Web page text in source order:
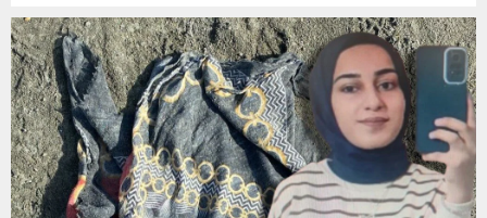
Yüzüncü Yıl...